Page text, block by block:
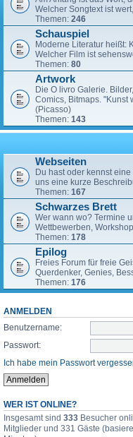
Welcher Songtext ist
Themen: 246
Schauspiel
Moderne Literatur heißt:
Welcher Film ist
Themen: 80
Artwork
Die O livro Galerie.
Comics, Bitmaps. "Kunst
(Picasso)
Themen: 143
Webseiten
Du hast oder kennst
uns eine kurze
Themen: 167
Schwarzes Brett
Wer wann wo? Termine
Wettbewerben,
Themen: 178
Epilog
Freies Forum für freie
Querdenker, Genies,
Themen: 176
ANMELDEN
Benutzername:
Passwort:
Ich habe mein Passwort
WER IST ONLINE?
Insgesamt sind 333 Besucher
Mitglieder und 331 Gäste